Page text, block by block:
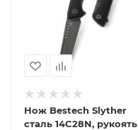
Нож Bestech Slyther
сталь 14C28N, рукоять